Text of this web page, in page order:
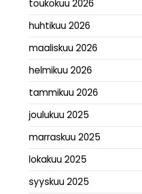
toukokuu 2026
huhtikuu 2026
maaliskuu 2026
helmikuu 2026
tammikuu 2026
joulukuu 2025
marraskuu 2025
lokakuu 2025
syyskuu 2025